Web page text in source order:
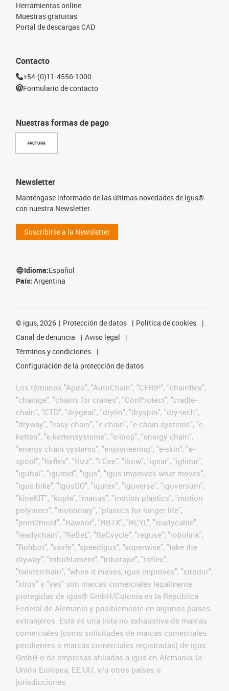
Nuestras formas de pago
FACTURA
Herramientas online
Muestras gratuitas
Portal de descargas CAD
Contacto
+54-(0)11-4556-1000
Formulario de contacto
Newsletter
Manténgase informado de las últimas novedades de igus®
con nuestra Newsletter.
Suscribirse a la Newsletter
Idioma:Español
País: Argentina
© igus, 2026 Protección de datos
Política de cookies
Canal de denuncia
Aviso legal
Términos y condiciones
Configuración de la protección de datos
Los términos "Apiro", "AutoChain", "CFRIP", "chainflex",
"chainge", "chains for cranes", "ConProtect", "cradle-
chain", "CTD", "drygear", "drylin", "dryspin", "dry-tech",
"dryway", "easy chain", "e-chain", "e-chain systems", "e-
ketten", "e-kettensysteme", "e-loop", "energy chain",
"energy chain systems", "enjoyneering", "e-skin", "e-
spool", "fixflex", "flizz", "i.Cee", "ibow", "igear", "iglidur",
"igubal", "igumid", "igus", "igus improves what moves",
"igus:bike", "igusGO", "igutex", "iguverse", "iguversum",
"kineKIT", "kopla", "manus", "motion plastics", "motion
polymers", "motionary", "plastics for longer life",
"print2mold", "Rawbot", "RBTX", "RCYL", "readycable",
"readychain", "ReBeL", "ReCyycle", "reguse", "robolink",
"Rohbot", "savfe", "speedigus", "superwise", "take the
dryway", "tribofilament", "tribotape", "triflex",
"twisterchain", "when it moves, igus improves", "xirodur",
"xiros" y "yes" son marcas comerciales legalmente
protegidas de igus® GmbH/Colonia en la República
Federal de Alemania y posiblemente en algunos países
extranjeros. Esta es una lista no exhaustiva de marcas
comerciales (como solicitudes de marcas comerciales
pendientes o marcas comerciales registradas) de igus
GmbH o de empresas afiliadas a igus en Alemania, la
Unión Europea, EE.UU. y/u otros países o
jurisdicciones.